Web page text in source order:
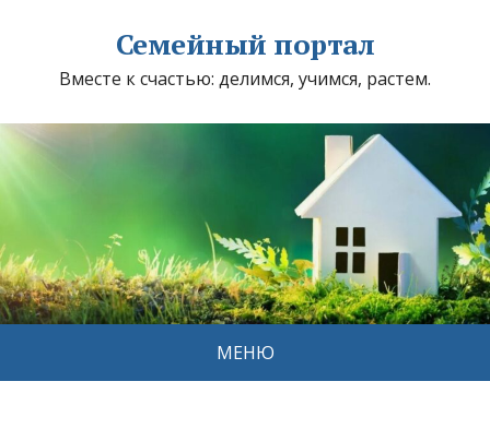
Семейный портал
Вместе к счастью: делимся, учимся, растем.
МЕНЮ